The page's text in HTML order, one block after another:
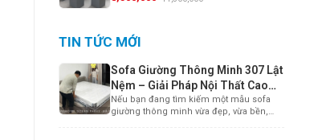
TIN TỨC MỚI
Sofa Giường Thông Minh 307 Lật
Nệm – Giải Pháp Nội Thất Cao
Cấp Cho Căn Hộ Chung Cư Hiện
Đại
Nếu bạn đang tìm kiếm một mẫu sofa
giường thông minh vừa đẹp, vừa bền,